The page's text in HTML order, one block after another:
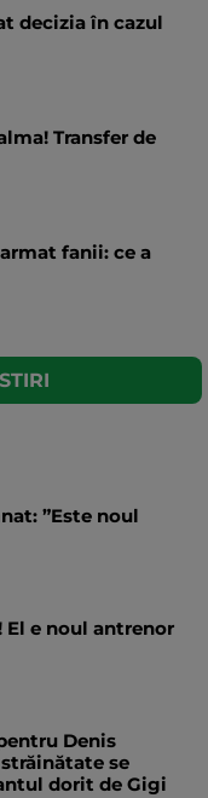
decizia în cazul
Transfer de
fanii: ce a
”Este noul
El e noul antrenor
Denis
se
dorit de Gigi